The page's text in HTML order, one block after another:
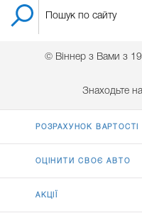
© Віннер з Вами з
Знаходьте
РОЗРАХУНОК ВАРТОСТІ
ОЦІНИТИ СВОЄ АВТО
АКЦІЇ